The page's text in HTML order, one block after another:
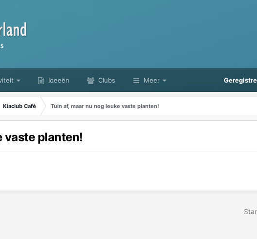
Ideeën Clubs Meer
Kiaclub Café Tuin af, maar nu nog leuke vaste planten!
vaste planten!